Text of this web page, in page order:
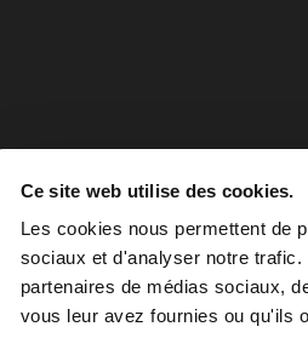
Ce site web utilise des cookies.
Les cookies nous permettent de
sociaux et d'analyser notre
partenaires de médias sociaux,
vous leur avez fournies ou qu'ils
bonjour
Vous accédez au site